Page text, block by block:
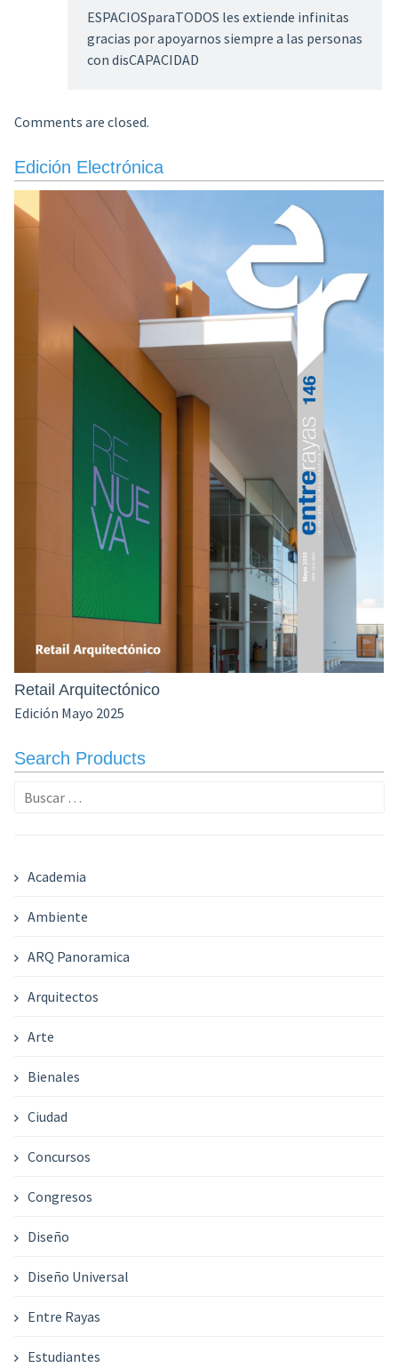
ESPACIOSparaTODOS les extiende infinitas
gracias por apoyarnos siempre a las personas
con disCAPACIDAD
Comments are closed.
Edición Electrónica
Retail Arquitectónico
Edición Mayo 2025
Search Products
Buscar:
Academia
Ambiente
ARQ Panoramica
Arquitectos
Arte
Bienales
Ciudad
Concursos
Congresos
Diseño
Diseño Universal
Entre Rayas
Estudiantes